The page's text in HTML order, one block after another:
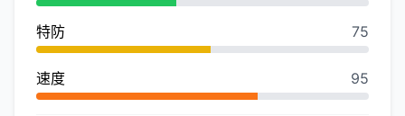
特防 75
速度 95